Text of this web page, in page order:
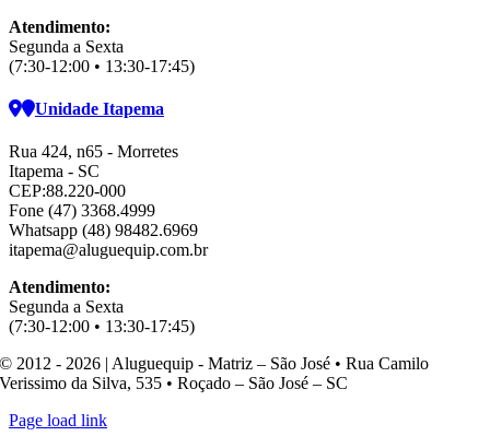
Atendimento:
Segunda a Sexta
(7:30-12:00 • 13:30-17:45)
Unidade Itapema
Rua 424, n65 - Morretes
Itapema - SC
CEP:88.220-000
Fone (47) 3368.4999
Whatsapp (48) 98482.6969
itapema@aluguequip.com.br
Atendimento:
Segunda a Sexta
(7:30-12:00 • 13:30-17:45)
© 2012 - 2026 | Aluguequip - Matriz – São José • Rua Camilo
Verissimo da Silva, 535 • Roçado – São José – SC
Page load link